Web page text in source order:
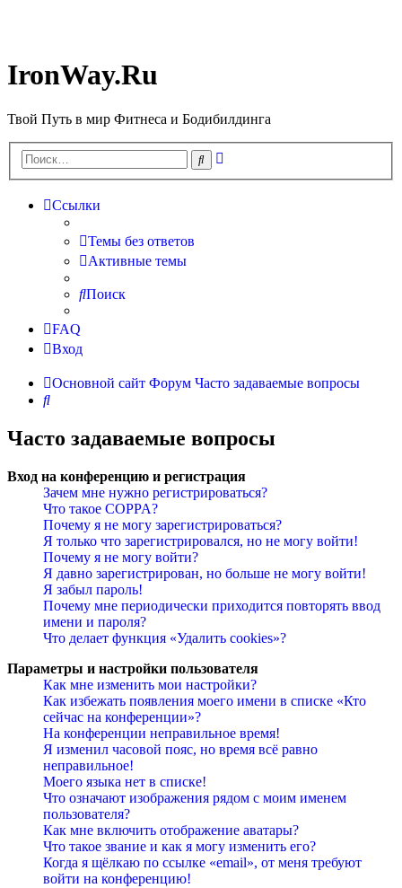
IronWay.Ru
Твой Путь в мир Фитнеса и Бодибилдинга
Поиск
Ссылки
Темы без ответов
Активные темы
Поиск
FAQ
Вход
Основной сайт Форум Часто задаваемые вопросы
Поиск
Часто задаваемые вопросы
Вход на конференцию и регистрация
Зачем мне нужно регистрироваться?
Что такое COPPA?
Почему я не могу зарегистрироваться?
Я только что зарегистрировался, но не могу войти!
Почему я не могу войти?
Я давно зарегистрирован, но больше не могу войти!
Я забыл пароль!
Почему мне периодически приходится повторять ввод
имени и пароля?
Что делает функция «Удалить cookies»?
Параметры и настройки пользователя
Как мне изменить мои настройки?
Как избежать появления моего имени в списке «Кто
сейчас на конференции»?
На конференции неправильное время!
Я изменил часовой пояс, но время всё равно
неправильное!
Моего языка нет в списке!
Что означают изображения рядом с моим именем
пользователя?
Как мне включить отображение аватары?
Что такое звание и как я могу изменить его?
Когда я щёлкаю по ссылке «email», от меня требуют
войти на конференцию!